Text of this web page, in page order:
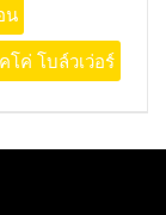
น
โค่ โบล์วเว่อร์